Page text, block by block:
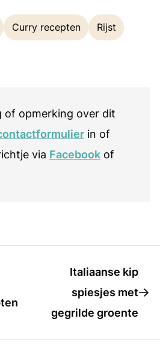
Curry recepten Rijst
of opmerking over dit
in of
via Facebook of
Italiaanse kip
spiesjes met
gegrilde groente